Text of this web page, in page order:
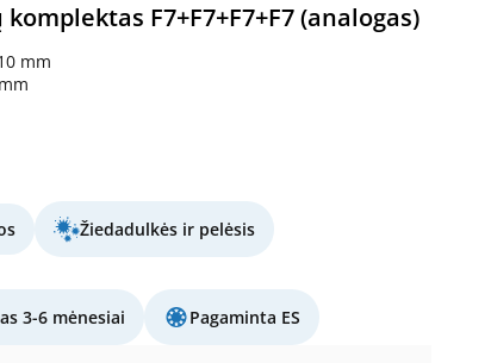
F7+F7+F7+F7 (analogas)
mm
Žiedadulkės ir pelėsis
3-6 mėnesiai Pagaminta ES